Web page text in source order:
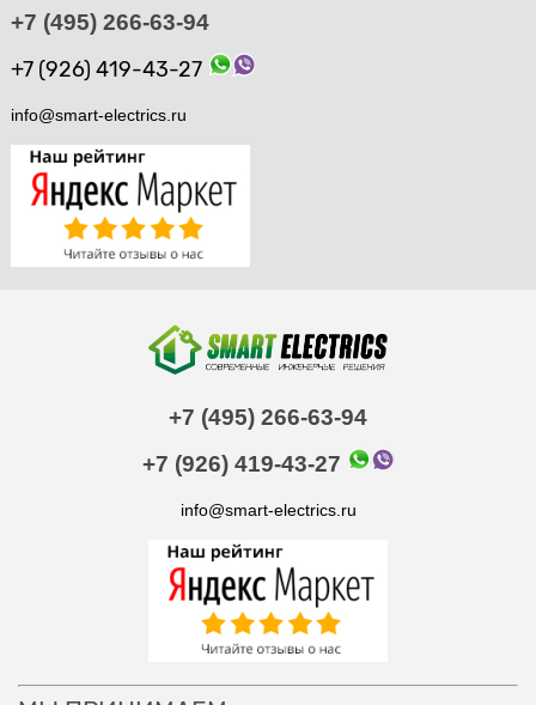
+7 (495) 266-63-94
+7 (926) 419-43-27
info@smart-electrics.ru
+7 (495) 266-63-94
+7 (926) 419-43-27
info@smart-electrics.ru